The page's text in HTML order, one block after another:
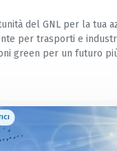
del GNL per la tua
per trasporti e
green per un futuro